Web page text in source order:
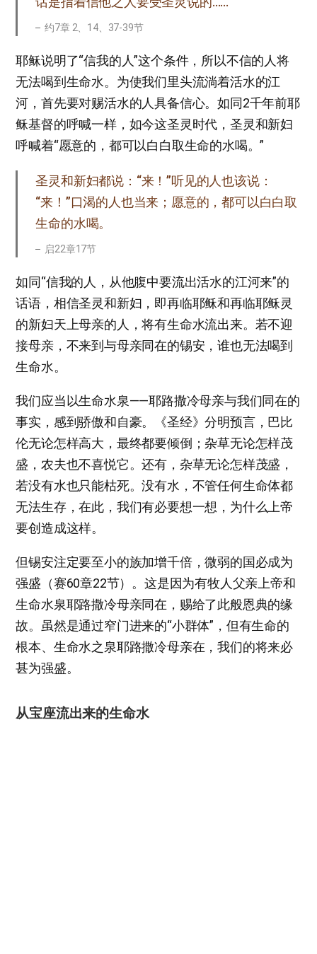
约7章 2、14、37-39节
耶稣说明了“信我的人”这个条件，所以不信的人将
无法喝到生命水。为使我们里头流淌着活水的江
河，首先要对赐活水的人具备信心。如同2千年前耶
稣基督的呼喊一样，如今这圣灵时代，圣灵和新妇
呼喊着“愿意的，都可以白白取生命的水喝。”
圣灵和新妇都说：“来！”听见的人也该说：
“来！”口渴的人也当来；愿意的，都可以白白取
生命的水喝。
启22章17节
如同“信我的人，从他腹中要流出活水的江河来”的
话语，相信圣灵和新妇，即再临耶稣和再临耶稣灵
的新妇天上母亲的人，将有生命水流出来。若不迎
接母亲，不来到与母亲同在的锡安，谁也无法喝到
生命水。
我们应当以生命水泉——耶路撒冷母亲与我们同在的
事实，感到骄傲和自豪。《圣经》分明预言，巴比
伦无论怎样高大，最终都要倾倒；杂草无论怎样茂
盛，农夫也不喜悦它。还有，杂草无论怎样茂盛，
若没有水也只能枯死。没有水，不管任何生命体都
无法生存，在此，我们有必要想一想，为什么上帝
要创造成这样。
但锡安注定要至小的族加增千倍，微弱的国必成为
强盛（赛60章22节）。这是因为有牧人父亲上帝和
生命水泉耶路撒冷母亲同在，赐给了此般恩典的缘
故。虽然是通过窄门进来的“小群体”，但有生命的
根本、生命水之泉耶路撒冷母亲在，我们的将来必
甚为强盛。
从宝座流出来的生命水